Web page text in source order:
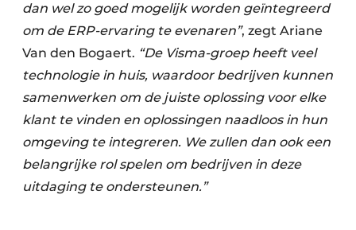
dan wel zo goed mogelijk worden geïntegreerd
om de ERP-ervaring te evenaren”, zegt Ariane
Van den Bogaert. “De Visma-groep heeft veel
technologie in huis, waardoor bedrijven kunnen
samenwerken om de juiste oplossing voor elke
klant te vinden en oplossingen naadloos in hun
omgeving te integreren. We zullen dan ook een
belangrijke rol spelen om bedrijven in deze
uitdaging te ondersteunen.”